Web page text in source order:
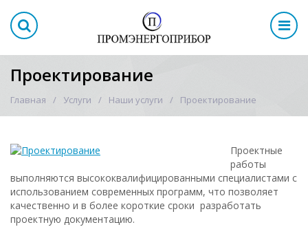
Проектирование
Главная Услуги Наши услуги Проектирование
Проектные
работы
выполняются высококвалифицированными специалистами с
использованием современных программ, что позволяет
качественно и в более короткие сроки разработать
проектную документацию.